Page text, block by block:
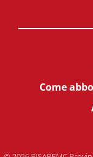
Come